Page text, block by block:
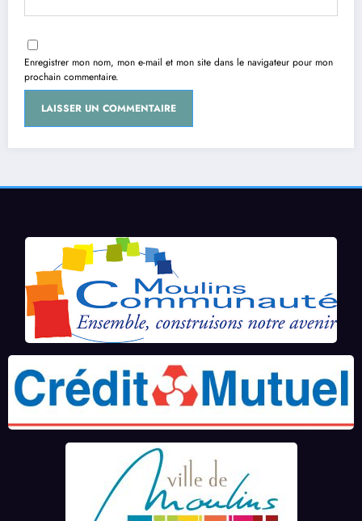
Enregistrer mon nom, mon e-mail et mon site dans le navigateur pour mon
prochain commentaire.